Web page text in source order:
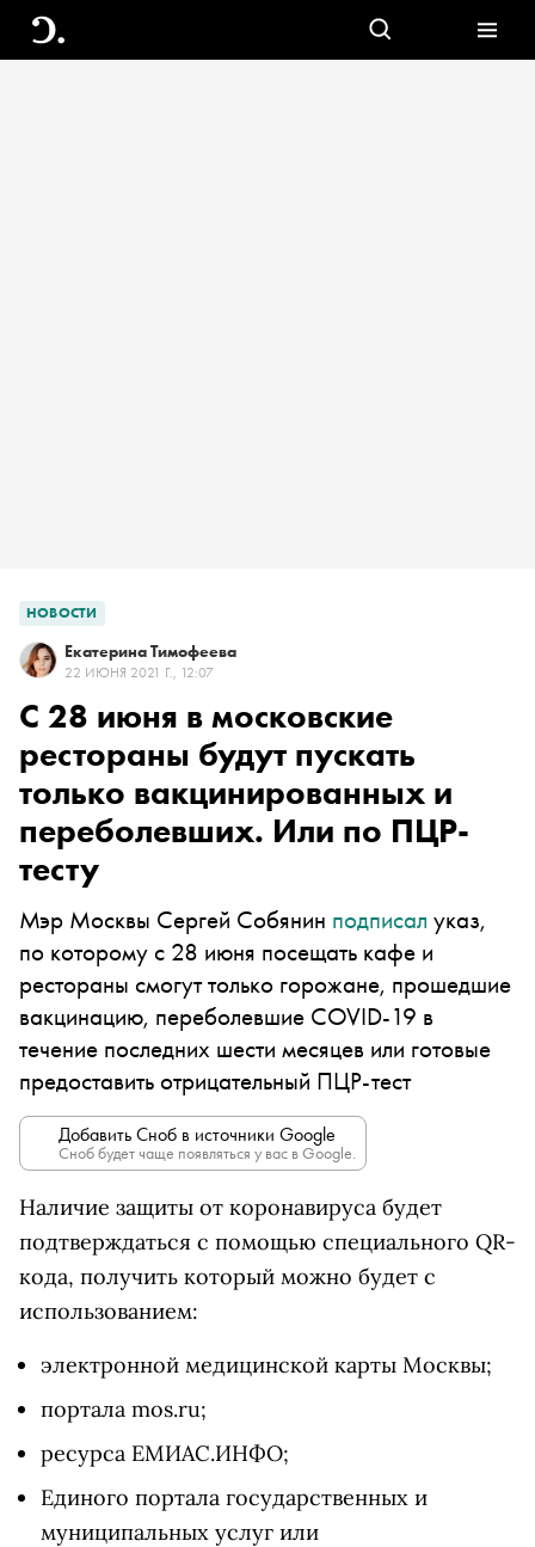
НОВОСТИ
Екатерина Тимофеева
22 ИЮНЯ 2021 Г., 12:07
С 28 июня в московские
рестораны будут пускать
только вакцинированных и
переболевших. Или по ПЦР-
тесту
Мэр Москвы Сергей Собянин подписал указ,
по которому с 28 июня посещать кафе и
рестораны смогут только горожане, прошедшие
вакцинацию, переболевшие COVID-19 в
течение последних шести месяцев или готовые
предоставить отрицательный ПЦР-тест
Добавить Сноб в источники Google
Сноб будет чаще появляться у вас в Google.
Наличие защиты от коронавируса будет
подтверждаться с помощью специального QR-
кода, получить который можно будет с
использованием:
электронной медицинской карты Москвы;
портала mos.ru;
ресурса ЕМИАС.ИНФО;
Единого портала государственных и
муниципальных услуг или